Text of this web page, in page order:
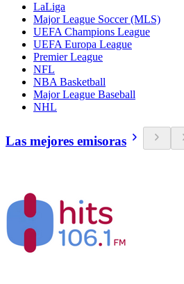
LaLiga
Major League Soccer (MLS)
UEFA Champions League
UEFA Europa League
Premier League
NFL
NBA Basketball
Major League Baseball
NHL
Las mejores emisoras